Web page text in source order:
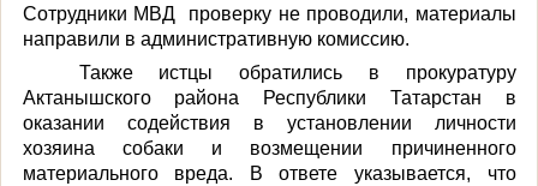
Сотрудники МВД
проверку не проводили, материалы
направили в административную комиссию.
Также истцы обратились в прокуратуру
Актанышского района Республики Татарстан в
оказании содействия в установлении личности
хозяина собаки и возмещении причиненного
материального вреда. В ответе указывается, что